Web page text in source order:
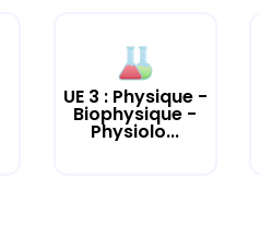
UE 3 : Physique -
Biophysique -
Physiolo...